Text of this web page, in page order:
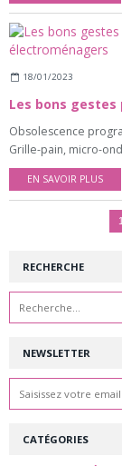
18/01/2023
Obsolescence
Grille-pain, micro-
EN SAVOIR PLUS
1
NEWSLETTER
RECHERCHE
CATÉGORIES